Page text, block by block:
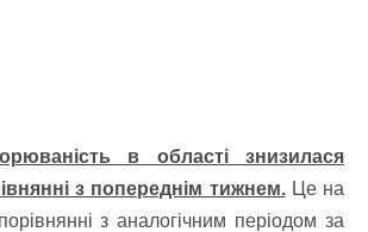
в області знизилася
з попереднім тижнем.Це на
з аналогічним періодом за